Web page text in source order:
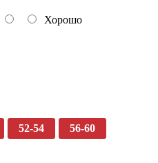
Хорошо
52-54 56-60